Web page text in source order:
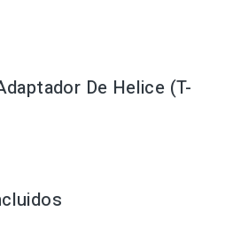
De Helice (T-